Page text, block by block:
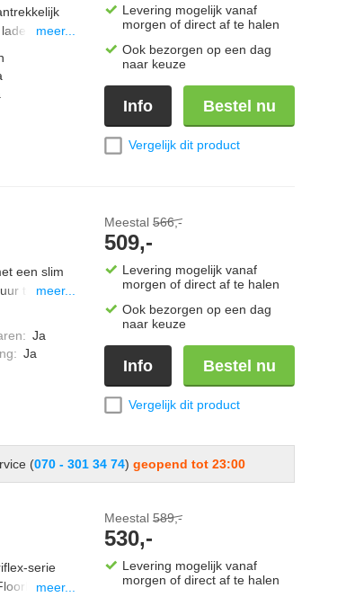
te
meer...
Levering mogelijk vanaf
morgen of direct af te halen
Ook bezorgen op een dag
naar keuze
Info Bestel nu
Vergelijk dit product
een slim
tot 70
mensen
meer...
: Ja
: Ja
Meestal 566,-
509,-
Levering mogelijk vanaf
morgen of direct af te halen
Ook bezorgen op een dag
naar keuze
Info Bestel nu
Vergelijk dit product
(070 - 301 34 74)geopend tot 23:00
serie
meer...
Meestal 589,-
530,-
Levering mogelijk vanaf
morgen of direct af te halen